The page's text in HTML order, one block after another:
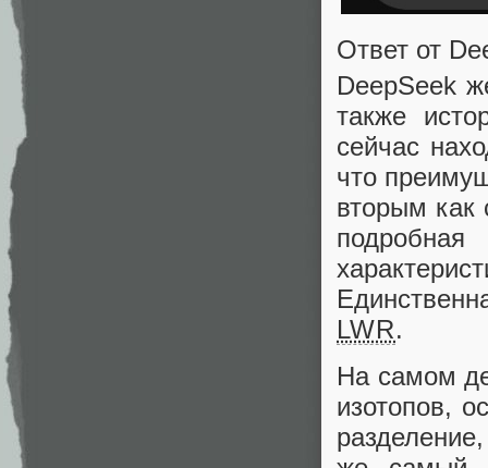
Ответ от
DeepSeek
также
сейчас
что
вторым как
LWR.
На самом
изотопов,